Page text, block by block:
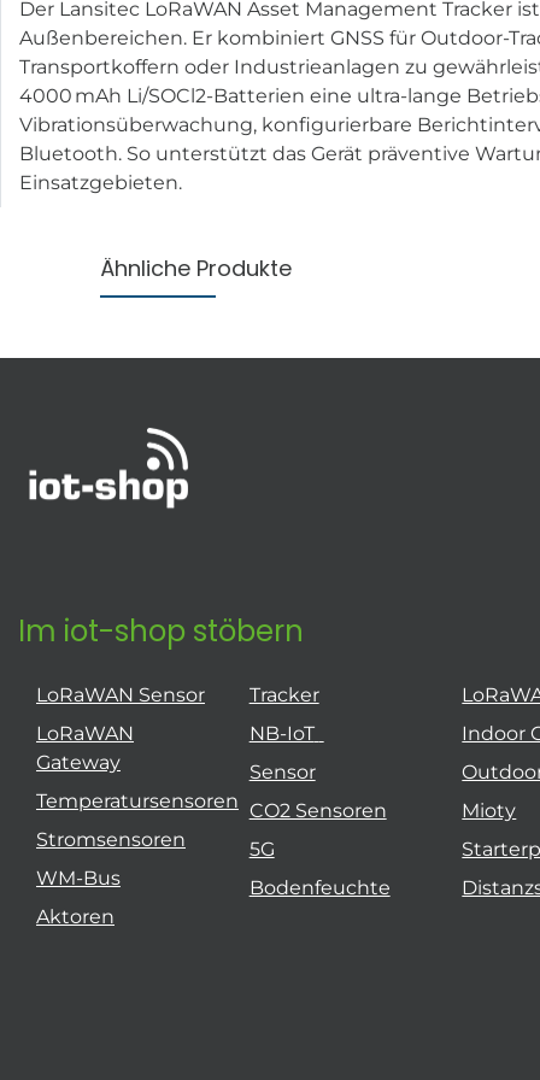
Der Lansitec LoRaWAN Asset Management
Außenbereichen. Er kombiniert GNSS für Outdoor-
Transportkoffern oder Industrieanlagen zu
4000 mAh Li/SOCl2-Batterien eine ultra-lange
Vibrationsüberwachung, konfigurierbare
Bluetooth. So unterstützt das Gerät präventive
Einsatzgebieten.
Ähnliche Produkte
Im iot-shop stöbern
LoRaWAN Sensor
LoRaWAN
Gateway
Temperatursensoren
Stromsensoren
WM-Bus
Aktoren
Tracker
NB-IoT
Sensor
CO2 Sensoren
5G
Bodenfeuchte
Indoor
Mioty